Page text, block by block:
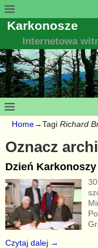
Karkonosze
Internetowa
Home→Tagi Richard
Oznacz
Dzień
Czytaj dalej →